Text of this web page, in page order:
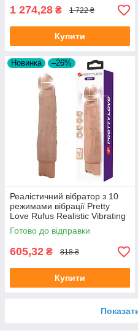
1 274,28 ₴ 1 722 ₴
Купити
Новинка –26%
Реалістичний вібратор з 10
режимами вібрації Pretty
Love Rufus Realistic Vibrating
Dildo Flesh
Готово до відправки
605,32 ₴ 818 ₴
Купити